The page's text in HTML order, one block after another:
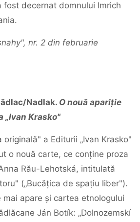
fost decernat domnului Imrich
nr. 2 din februarie
Nadlak. O nouă apariție
„Ivan Krasko"
originală" a Editurii „Ivan Krasko"
o nouă carte, ce conține proza
Rău-Lehotská, intitulată
(„Bucățica de spațiu liber").
mai apare și cartea etnologului
Ján Botík: „Dolnozemskí